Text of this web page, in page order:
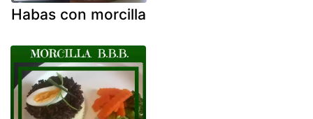
Habas con morcilla